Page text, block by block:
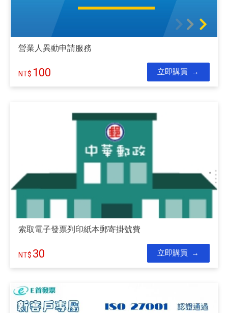
營業人異動申請服務
100 立即購買
索取電子發票列印紙本郵寄掛號費
30 立即購買